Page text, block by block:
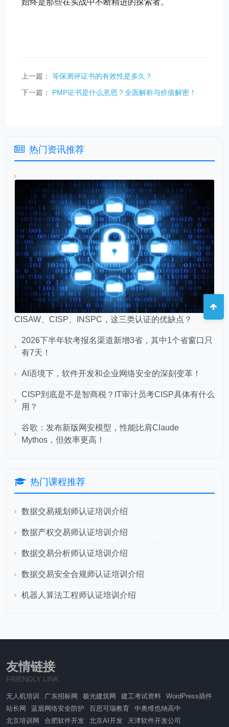
上一篇：
等保测评证书的有效性是多久？
下一篇：
PMP证书是什么意思？全面解析与价值解密！
热门资讯推荐
CISAW、CISP、INSPC，这三类认证的优缺点？
2026下半年软考报名渠道新增3省，其中1个省窗口只
有7天！
AI语境下，软件开发和企业网络安全的深刻变革！
CISP到底是不是智商税？IT审计员考CISP具体有什么
用？
谷歌：发布新版网安模型，性能比肩Claude
Mythos，但效率更高！
热门课程推荐
数据交易规划师认证培训介绍
数据产权交易师认证培训介绍
数据交易分析师认证培训介绍
数据交易安全合规师认证培训介绍
机器人算法工程师认证培训介绍
友情链接
FRIENDLY LINK
无人机培训 广东招标网 极光建筑网 建工考试资料
WordPress插件
站长网
蓝盾网络安全防护 百思可瑞教育
中奥维也纳高中
北京培训网
合肥软件开发 北京AI开发 天津软件开发公司